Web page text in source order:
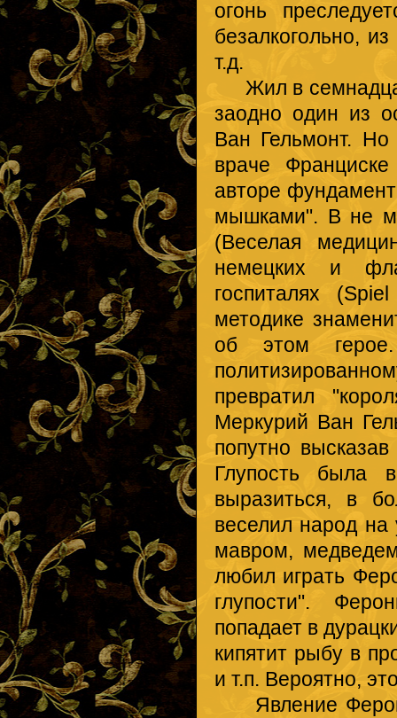
огонь
безалкогольно,
т.д.
Жил в
заодно один из
Ван Гельмонт.
враче
авторе
мышками". В не
(Веселая
немецких и
госпиталях
методике
об этом
превратил
Меркурий Ван
попутно
Глупость была
выразиться, в
веселил народ на
мавром,
любил играть
глупости".
попадает в
кипятит рыбу в
и т.п. Вероятно,
Явление